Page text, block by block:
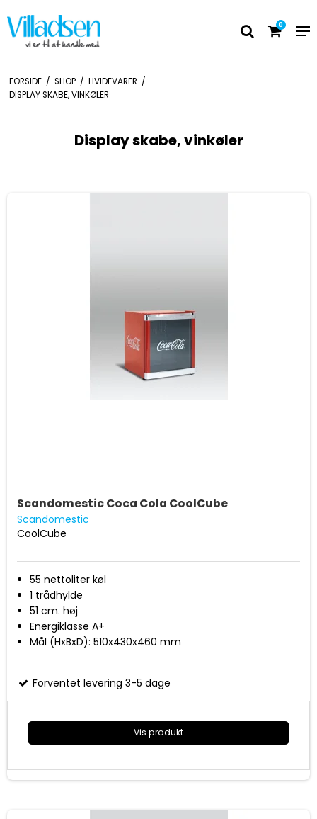
0
FORSIDE / SHOP / HVIDEVARER /
DISPLAY SKABE, VINKØLER
Display skabe, vinkøler
Scandomestic Coca Cola CoolCube
Scandomestic
CoolCube
55 nettoliter køl
1 trådhylde
51 cm. høj
Energiklasse A+
Mål (HxBxD): 510x430x460 mm
Forventet levering 3-5 dage
Vis produkt